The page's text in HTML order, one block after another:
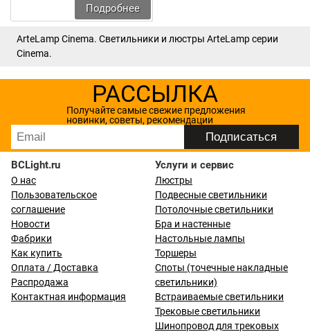
Подробнее
ArteLamp Cinema. Светильники и люстры ArteLamp серии
Cinema.
РАССЫЛКА
Получайте самые свежие предложения
новинки, советы, рекомендации
BCLight.ru
О нас
Пользовательское
соглашение
Новости
Фабрики
Как купить
Оплата / Доставка
Распродажа
Контактная информация
Услуги и сервис
Люстры
Подвесные светильники
Потолочные светильники
Бра и настенные
Настольные лампы
Торшеры
Споты (точечные накладные
светильники)
Встраиваемые светильники
Трековые светильники
Шинопровод для трековых